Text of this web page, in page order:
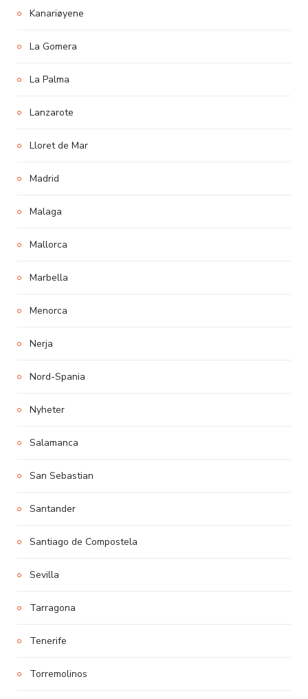
Kanariøyene
La Gomera
La Palma
Lanzarote
Lloret de Mar
Madrid
Malaga
Mallorca
Marbella
Menorca
Nerja
Nord-Spania
Nyheter
Salamanca
San Sebastian
Santander
Santiago de Compostela
Sevilla
Tarragona
Tenerife
Torremolinos